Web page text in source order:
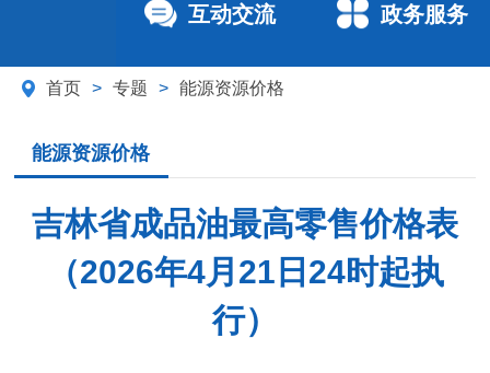
互动交流 政务服务
首页 > 专题 > 能源资源价格
能源资源价格
吉林省成品油最高零售价格表
（2026年4月21日24时起执
行）